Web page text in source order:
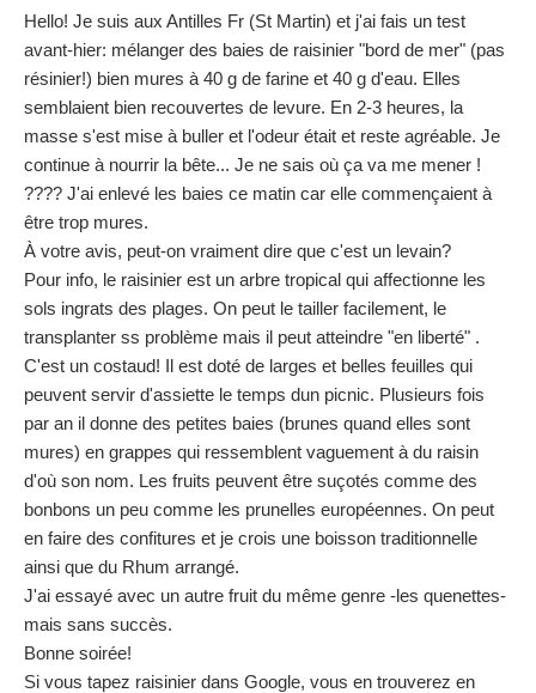
Hello! Je suis aux Antilles Fr (St Martin) et j'ai fais un test
avant-hier: mélanger des baies de raisinier "bord de mer" (pas
résinier!) bien mures à 40 g de farine et 40 g d'eau. Elles
semblaient bien recouvertes de levure. En 2-3 heures, la
masse s'est mise à buller et l'odeur était et reste agréable. Je
continue à nourrir la bête... Je ne sais où ça va me mener !
???? J'ai enlevé les baies ce matin car elle commençaient à
être trop mures.
À votre avis, peut-on vraiment dire que c'est un levain?
Pour info, le raisinier est un arbre tropical qui affectionne les
sols ingrats des plages. On peut le tailler facilement, le
transplanter ss problème mais il peut atteindre "en liberté" .
C'est un costaud! Il est doté de larges et belles feuilles qui
peuvent servir d'assiette le temps dun picnic. Plusieurs fois
par an il donne des petites baies (brunes quand elles sont
mures) en grappes qui ressemblent vaguement à du raisin
d'où son nom. Les fruits peuvent être suçotés comme des
bonbons un peu comme les prunelles européennes. On peut
en faire des confitures et je crois une boisson traditionnelle
ainsi que du Rhum arrangé.
J'ai essayé avec un autre fruit du même genre -les quenettes-
mais sans succès.
Bonne soirée!
Si vous tapez raisinier dans Google, vous en trouverez en